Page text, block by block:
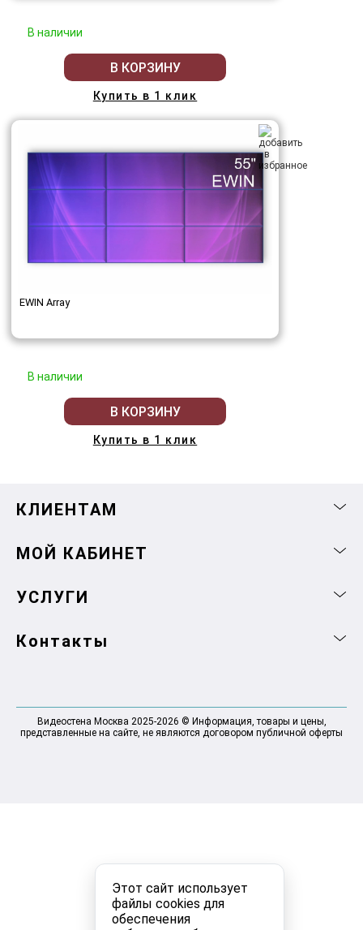
Этот сайт использует
файлы cookies для
обеспечения
В наличии
В КОРЗИНУ
Купить в 1 клик
EWIN Array
В наличии
В КОРЗИНУ
Купить в 1 клик
КЛИЕНТАМ
МОЙ КАБИНЕТ
УСЛУГИ
Контакты
Видеостена Москва 2025-2026 © Информация, товары и цены,
представленные на сайте, не являются договором публичной оферты